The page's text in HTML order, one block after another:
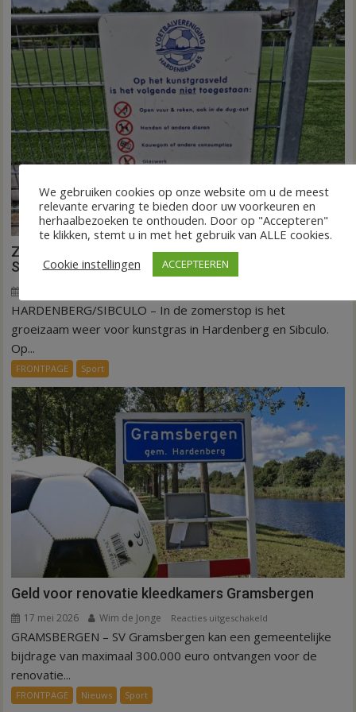
weg
in
Hardenberg
en
Sibculo
Zomerstop is tijd voor kunstgras in Hardenberg en
Sibculo
Zomerstop
is
in
Hardenberg
en
Sibculo
HARDENBERG/SIBCULO – In de zomerstop is het
groeizaam weer voor kunstgras in Hardenberg en Sibculo.
Op...
FRONTPAGE Sport
Geld voor renovatie kleedkamers Gramsbergen
17 mei 2026 Wim de Jonge Reacties uitgeschakeld
Geld
voor
GRAMSBERGEN – SV Gramsbergen kan een gemeentelijke
bijdrage van maximaal 300.000 euro ontvangen voor de
renovatie...
FRONTPAGE Nieuws Sport
We gebruiken cookies op onze website om u de meest
relevante ervaring te bieden door uw voorkeuren en
herhaalbezoeken te onthouden. Door op "Accepteren"
te klikken, stemt u in met het gebruik van ALLE cookies.
Cookie instellingen
ACCEPTEEREN